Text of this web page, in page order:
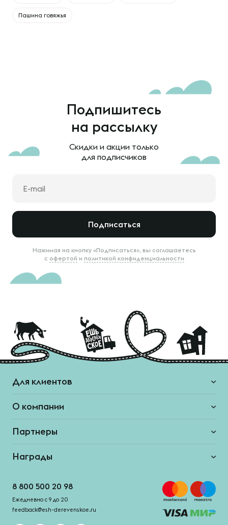
Пашина говяжья
Подпишитесь
на рассылку
Скидки и акции только
для подписчиков
Подписаться
Нажимая на кнопку «Подписаться», вы соглашаетесь
с офертой и политикой конфиденциальности
Для клиентов
О компании
Партнеры
Награды
8 800 500 20 98
Ежедневно с 9 до 20
feedback@esh-derevenskoe.ru